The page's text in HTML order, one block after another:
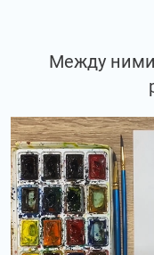
Между